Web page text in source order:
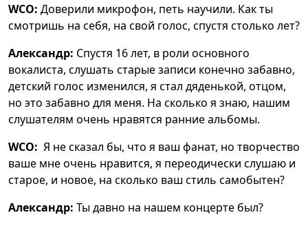
WCO: Доверили микрофон, петь научили. Как ты
смотришь на себя, на свой голос, спустя столько лет?
Александр: Спустя 16 лет, в роли основного
вокалиста, слушать старые записи конечно забавно,
детский голос изменился, я стал дяденькой, отцом,
но это забавно для меня. На сколько я знаю, нашим
слушателям очень нравятся ранние альбомы.
WCO: Я не сказал бы, что я ваш фанат, но творчество
ваше мне очень нравится, я переодически слушаю и
старое, и новое, на сколько ваш стиль самобытен?
Александр: Ты давно на нашем концерте был?